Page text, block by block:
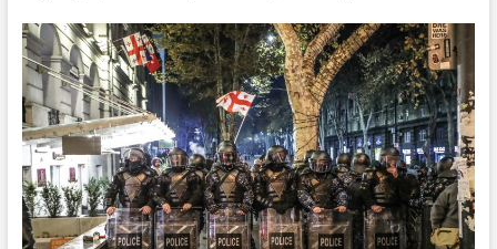
t
t
o
n